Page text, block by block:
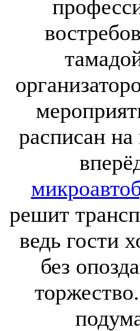
расписан на
решит
ведь гости
без